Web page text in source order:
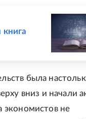
была
вниз и начали
экономистов не